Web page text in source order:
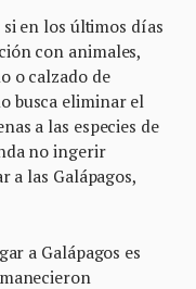
en los últimos días
con animales,
o calzado de
busca eliminar el
a las especies de
no ingerir
a las Galápagos,
a Galápagos es